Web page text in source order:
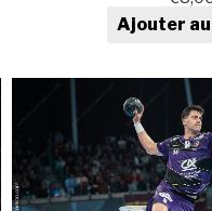
quantité
Ajouter